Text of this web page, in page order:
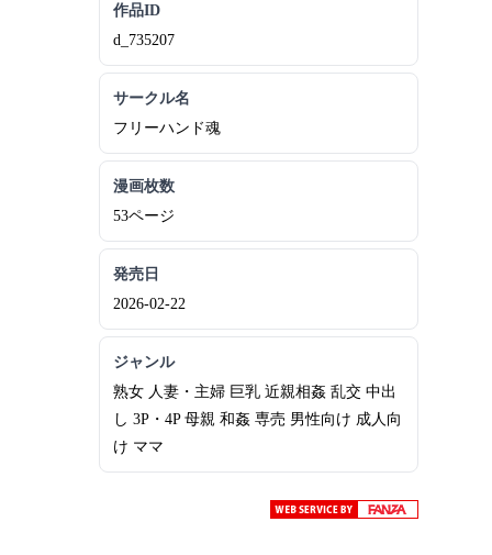
作品ID
d_735207
サークル名
フリーハンド魂
漫画枚数
53ページ
発売日
2026-02-22
ジャンル
熟女 人妻・主婦 巨乳 近親相姦 乱交 中出
し 3P・4P 母親 和姦 専売 男性向け 成人向
け ママ